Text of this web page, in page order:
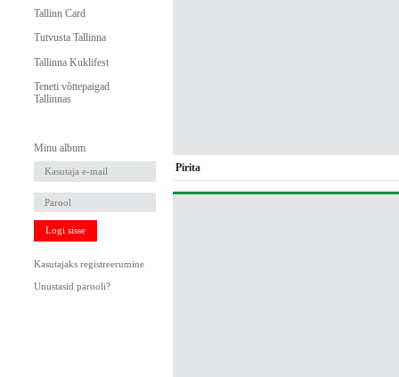
Tallinn Card
Tutvusta Tallinna
Tallinna Kuklifest
Teneti võttepaigad
Tallinnas
Minu album
Logi sisse
Kasutajaks registreerumine
Unustasid parooli?
Pirita